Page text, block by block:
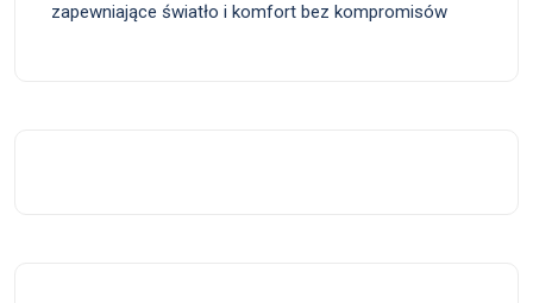
zapewniające światło i komfort bez kompromisów